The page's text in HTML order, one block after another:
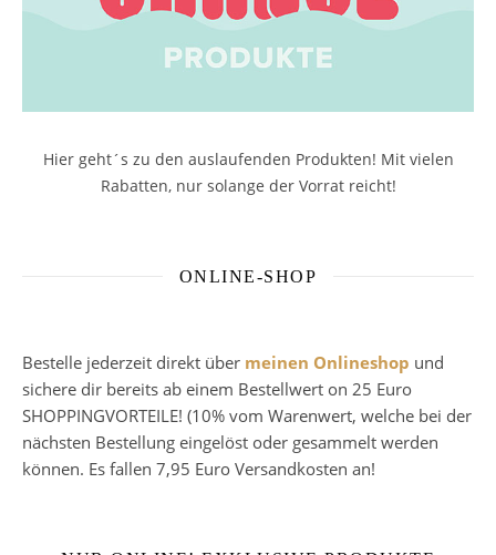
Hier geht´s zu den auslaufenden Produkten! Mit vielen
Rabatten, nur solange der Vorrat reicht!
ONLINE-SHOP
Bestelle jederzeit direkt über meinen Onlineshop und
sichere dir bereits ab einem Bestellwert on 25 Euro
SHOPPINGVORTEILE! (10% vom Warenwert, welche bei der
nächsten Bestellung eingelöst oder gesammelt werden
können. Es fallen 7,95 Euro Versandkosten an!